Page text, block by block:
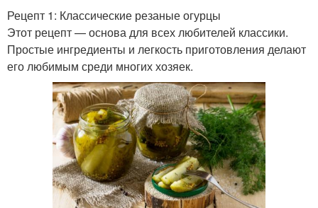
Рецепт 1: Классические резаные огурцы
Этот рецепт — основа для всех любителей классики.
Простые ингредиенты и легкость приготовления делают
его любимым среди многих хозяек.